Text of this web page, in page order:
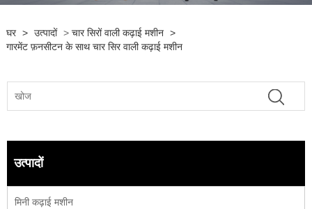
घर > उत्पादों > चार सिरों वाली कढ़ाई मशीन >
गारमेंट फ़नसीटन के साथ चार सिर वाली कढ़ाई मशीन
उत्पादों
मिनी कढ़ाई मशीन